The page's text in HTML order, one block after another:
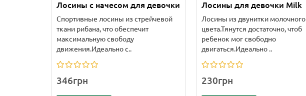
Лосины с начесом для девочки
Спортивные лосины из стрейчевой
ткани рибана, что обеспечит
максимальную свободу
движения.Идеально с..
346грн
Лосины для девочки Milk
Лосины из двунитки молочного
цвета.Тянутся достаточно, чтоб
ребенок мог свободно
двигаться.Идеально ..
230грн